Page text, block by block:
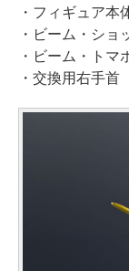
・フィギュア本
・ビーム・ショ
・ビーム・トマ
・交換用右手首